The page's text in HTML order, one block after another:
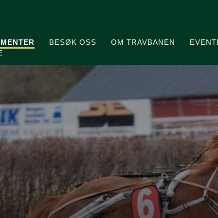
BESØK OSS OM TRAVBANEN